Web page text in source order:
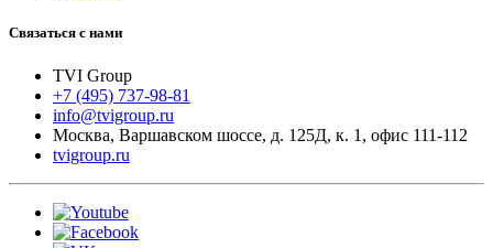
Связаться с нами
TVI Group
+7 (495) 737-98-81
info@tvigroup.ru
Москва, Варшавском шоссе, д. 125Д, к. 1, офис 111-112
tvigroup.ru